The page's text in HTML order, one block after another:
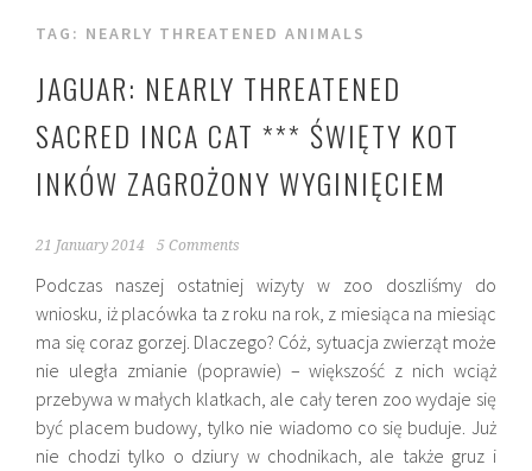
TAG: NEARLY THREATENED ANIMALS
JAGUAR: NEARLY THREATENED
SACRED INCA CAT *** ŚWIĘTY KOT
INKÓW ZAGROŻONY WYGINIĘCIEM
21 January 2014 5 Comments
Podczas naszej ostatniej wizyty w zoo doszliśmy do
wniosku, iż placówka ta z roku na rok, z miesiąca na miesiąc
ma się coraz gorzej. Dlaczego? Cóż, sytuacja zwierząt może
nie uległa zmianie (poprawie) – większość z nich wciąż
przebywa w małych klatkach, ale cały teren zoo wydaje się
być placem budowy, tylko nie wiadomo co się buduje. Już
nie chodzi tylko o dziury w chodnikach, ale także gruz i